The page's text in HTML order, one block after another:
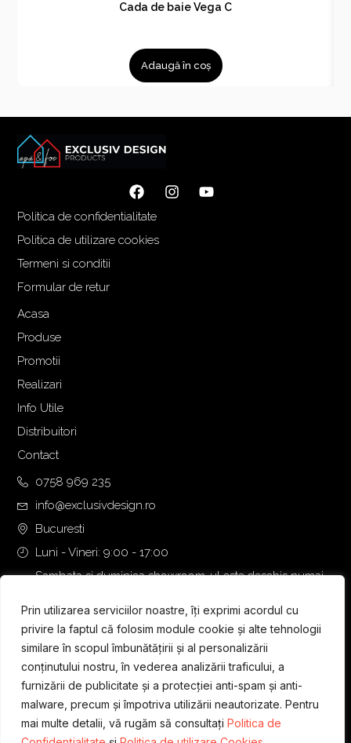
Prin utilizarea serviciilor noastre, îți exprimi acordul cu
privire la faptul că folosim module cookie și alte tehnologii
similare în scopul îmbunătățirii și al personalizării
conținutului nostru, în vederea analizării traficului, a
furnizării de publicitate și a protecției anti-spam și anti-
malware, precum și împotriva utilizării neautorizate. Pentru
mai multe detalii, vă rugăm să consultați Politica de
Cada de baie Vega C
Adaugă în coș
Politica de confidentialitate
Politica de utilizare cookies
Termeni si conditii
Formular de retur
Acasa
Produse
Promotii
Realizari
Info Utile
Distribuitori
Contact
0758 969 235
info@exclusivdesign.ro
Bucuresti
Luni - Vineri: 9:00 - 17:00
Sambata si duminica showroom-ul este deschis numai